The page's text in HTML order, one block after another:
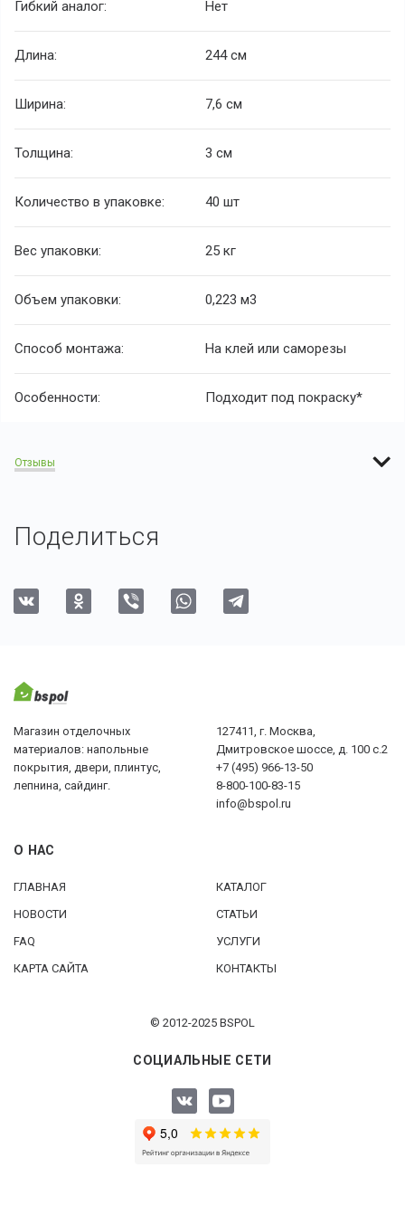
Гибкий аналог: Нет
Длина: 244 см
Ширина: 7,6 см
Толщина: 3 см
Количество в упаковке: 40 шт
Вес упаковки: 25 кг
Объем упаковки: 0,223 м3
Способ монтажа: На клей или саморезы
Особенности: Подходит под покраску*
Отзывы
Поделиться
Магазин отделочных
материалов: напольные
покрытия, двери, плинтус,
лепнина, сайдинг.
127411, г. Москва,
Дмитровское шоссе, д. 100 с.2
+7 (495) 966-13-50
8-800-100-83-15
info@bspol.ru
О НАС
ГЛАВНАЯ
КАТАЛОГ
НОВОСТИ
СТАТЬИ
FAQ
УСЛУГИ
КАРТА САЙТА
КОНТАКТЫ
© 2012-2025 BSPOL
СОЦИАЛЬНЫЕ СЕТИ